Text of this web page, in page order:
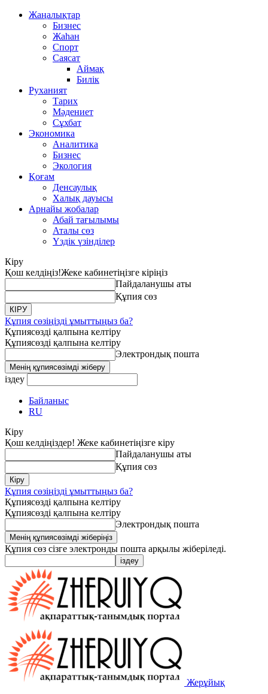
Жаңалықтар
Бизнес
Жаһан
Спорт
Саясат
Аймақ
Билік
Руханият
Тарих
Мәдениет
Сұхбат
Экономика
Аналитика
Бизнес
Экология
Қоғам
Денсаулық
Халық дауысы
Арнайы жобалар
Абай тағылымы
Аталы сөз
Үздік үзінділер
Кіру
Қош келдіңіз!Жеке кабинетіңізге кіріңіз
Пайдаланушы аты
Құпия сөз
Құпия сөзіңізді ұмыттыңыз ба?
Құпиясөзді қалпына келтіру
Құпиясөзді қалпына келтіру
Электрондық пошта
іздеу
Байланыс
RU
Кіру
Қош келдіңіздер! Жеке кабинетіңізге кіру
Пайдаланушы аты
Құпия сөз
Құпия сөзіңізді ұмыттыңыз ба?
Құпиясөзді қалпына келтіру
Құпиясөзді қалпына келтіру
Электрондық пошта
Құпия сөз сізге электронды пошта арқылы жіберіледі.
Жерұйық